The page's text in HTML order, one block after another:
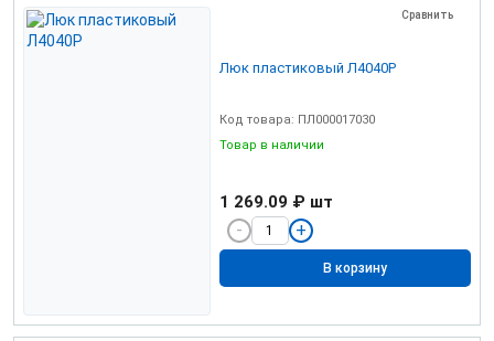
Сравнить
Люк пластиковый Л4040Р
Код товара: ПЛ000017030
Товар в наличии
1 269.09 ₽ шт
В корзину